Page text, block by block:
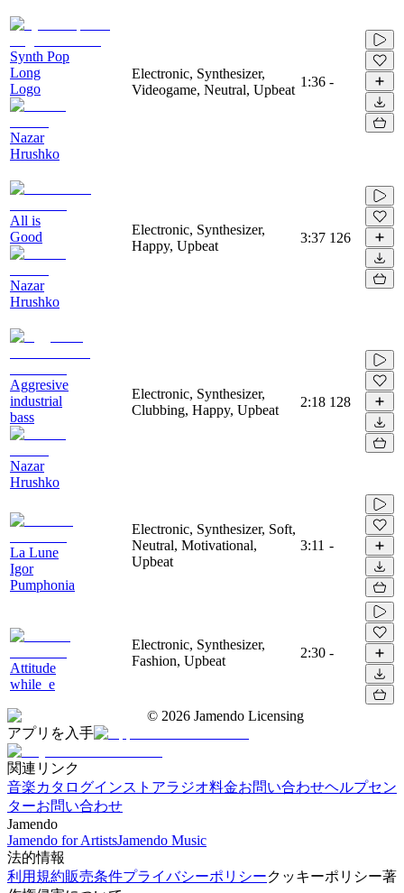
Synth Pop
Long
Logo
Nazar
Hrushko
Electronic, Synthesizer,
Videogame, Neutral, Upbeat
1:36 -
All is
Good
Nazar
Hrushko
Electronic, Synthesizer,
Happy, Upbeat
3:37 126
Aggresive
industrial
bass
Nazar
Hrushko
Electronic, Synthesizer,
Clubbing, Happy, Upbeat
2:18 128
La Lune
Igor
Pumphonia
Electronic, Synthesizer, Soft,
Neutral, Motivational,
Upbeat
3:11 -
Attitude
while_e
Electronic, Synthesizer,
Fashion, Upbeat
2:30 -
© 2026 Jamendo Licensing
アプリを入手
関連リンク
音楽カタログインストアラジオ料金お問い合わせヘルプセン
ターお問い合わせ
Jamendo
Jamendo for ArtistsJamendo Music
法的情報
利用規約販売条件プライバシーポリシークッキーポリシー著